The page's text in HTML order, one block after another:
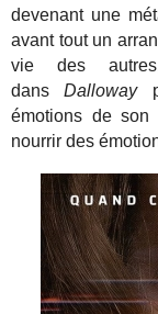
devenant une
avant tout un
vie des
dansDalloway
émotions de
nourrir des